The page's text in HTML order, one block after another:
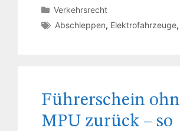
Verkehrsrecht
Abschleppen, Elektrofahrzeuge,
Führerschein
MPU zurück – so